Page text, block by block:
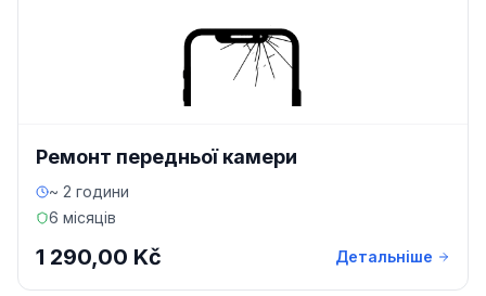
Ремонт передньої камери
~ 2 години
6 місяців
1 290,00 Kč Детальніше